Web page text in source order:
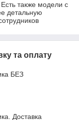
также модели с
детальную
та оплату
БЕЗ
Доставка